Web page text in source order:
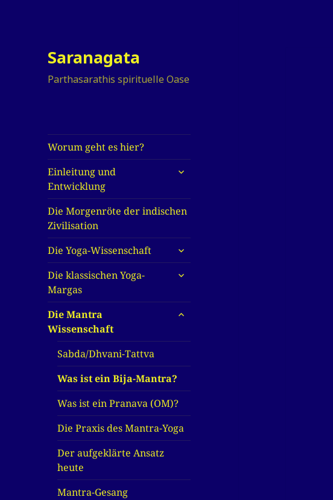
Saranagata
Parthasarathis spirituelle Oase
Worum geht es hier?
Einleitung und
Entwicklung
untermenü
Die Morgenröte der indischen
Zivilisation
Die Yoga-Wissenschaft
untermenü
anzeigen
Die klassischen Yoga-
Margas
untermenü
Die Mantra
Wissenschaft
untermenü
Sabda/Dhvani-Tattva
Was ist ein Bija-Mantra?
Was ist ein Pranava (OM)?
Die Praxis des Mantra-Yoga
Der aufgeklärte Ansatz
heute
Mantra-Gesang